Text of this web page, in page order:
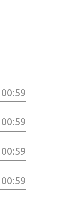
00:59
00:59
00:59
00:59